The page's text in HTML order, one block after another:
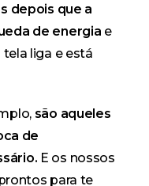
depois que a
de energia e
liga e está
são aqueles
de
E os nossos
para te